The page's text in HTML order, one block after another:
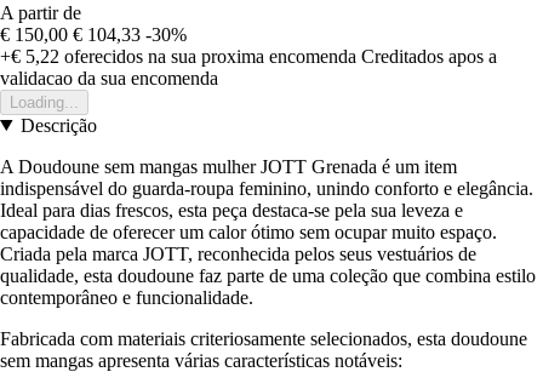
A partir de
€ 150,00 € 104,33 -30%
+€ 5,22 oferecidos na sua proxima encomenda Creditados apos a
validacao da sua encomenda
Loading...
Descrição
A Doudoune sem mangas mulher JOTT Grenada é um item
indispensável do guarda-roupa feminino, unindo conforto e elegância.
Ideal para dias frescos, esta peça destaca-se pela sua leveza e
capacidade de oferecer um calor ótimo sem ocupar muito espaço.
Criada pela marca JOTT, reconhecida pelos seus vestuários de
qualidade, esta doudoune faz parte de uma coleção que combina estilo
contemporâneo e funcionalidade.
Fabricada com materiais criteriosamente selecionados, esta doudoune
sem mangas apresenta várias características notáveis: